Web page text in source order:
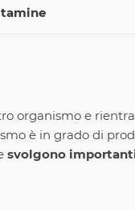
organismo e
è in grado di
svolgono